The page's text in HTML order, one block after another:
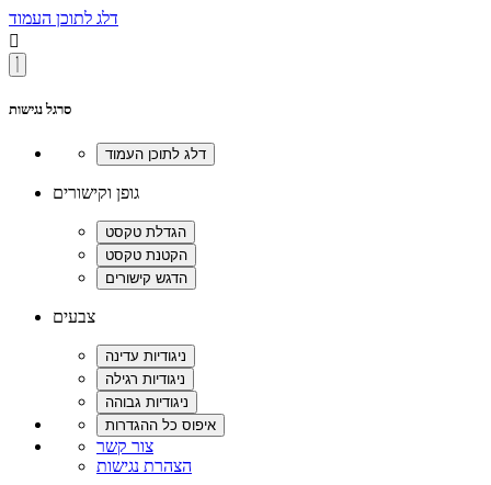
דלג לתוכן העמוד

סרגל נגישות
גופן וקישורים
צבעים
צור קשר
הצהרת נגישות